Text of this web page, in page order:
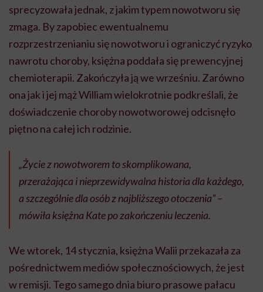
sprecyzowała jednak, z jakim typem nowotworu się
zmaga. By zapobiec ewentualnemu
rozprzestrzenianiu się nowotworu i ograniczyć ryzyko
nawrotu choroby, księżna poddała się prewencyjnej
chemioterapii. Zakończyła ją we wrześniu. Zarówno
ona jak i jej mąż William wielokrotnie podkreślali, że
doświadczenie choroby nowotworowej odcisnęło
piętno na całej ich rodzinie.
„Życie z nowotworem to skomplikowana,
przerażająca i nieprzewidywalna historia dla każdego,
a szczególnie dla osób z najbliższego otoczenia” –
mówiła księżna Kate po zakończeniu leczenia.
We wtorek, 14 stycznia, księżna Walii przekazała za
pośrednictwem mediów społecznościowych, że jest
w remisji. Tego samego dnia biuro prasowe pałacu